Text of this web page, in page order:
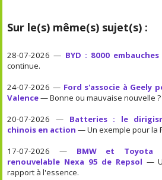
Sur le(s) même(s) sujet(s) :
28-07-2026 — BYD : 8000
continue.
24-07-2026 — Ford s'associe à Geely
Valence— Bonne ou mauvaise nouvelle ?
20-07-2026 — Batteries : le
chinois en action — Un exemple pour la
17-07-2026 — BMW et Toyota
renouvelable Nexa 95 de Repsol —
rapport à l'essence.